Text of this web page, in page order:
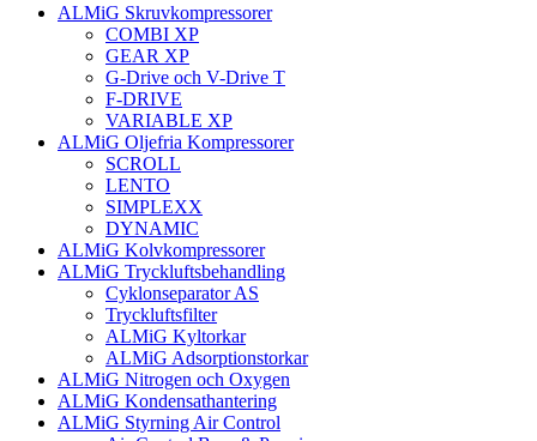
ALMiG Skruvkompressorer
COMBI XP
GEAR XP
G-Drive och V-Drive T
F-DRIVE
VARIABLE XP
ALMiG Oljefria Kompressorer
SCROLL
LENTO
SIMPLEXX
DYNAMIC
ALMiG Kolvkompressorer
ALMiG Tryckluftsbehandling
Cyklonseparator AS
Tryckluftsfilter
ALMiG Kyltorkar
ALMiG Adsorptionstorkar
ALMiG Nitrogen och Oxygen
ALMiG Kondensathantering
ALMiG Styrning Air Control